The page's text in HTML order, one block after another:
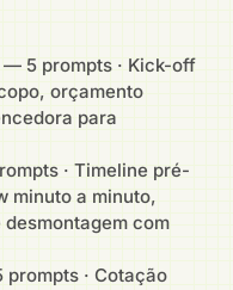
— 5 prompts · Kick-off
orçamento
para
· Timeline pré-
minuto a minuto,
com
· Cotação